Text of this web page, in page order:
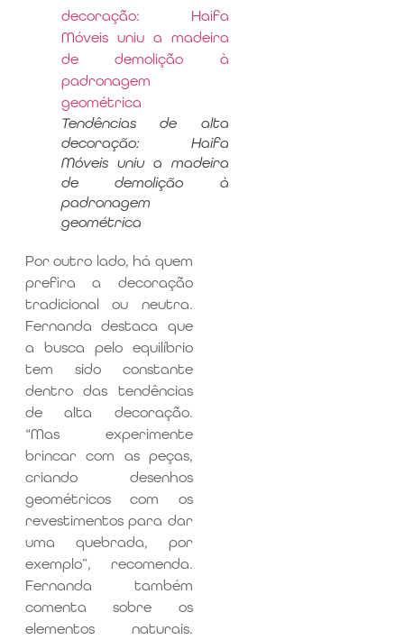
Tendências de alta
decoração: Haifa
Móveis uniu a madeira
de demolição à
padronagem
geométrica
Por outro lado, há quem
prefira a decoração
tradicional ou neutra.
Fernanda destaca que
a busca pelo equilíbrio
tem sido constante
dentro das tendências
de alta decoração.
“Mas experimente
brincar com as peças,
criando desenhos
geométricos com os
revestimentos para dar
uma quebrada, por
exemplo”, recomenda.
Fernanda também
comenta sobre os
elementos naturais.